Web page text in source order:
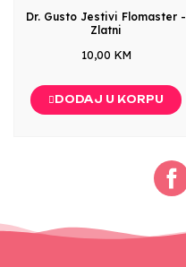
Dr. Gusto Jestivi Flomaster -
Zlatni
10,00 KM
DODAJ U KORPU